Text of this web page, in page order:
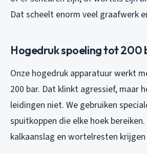
Dat scheelt enorm veel graafwerk
Hogedruk spoeling tot 200
Onze hogedruk apparatuur werkt
200 bar. Dat klinkt agressief, maar
leidingen niet. We gebruiken
spuitkoppen die elke hoek
kalkaanslag en wortelresten